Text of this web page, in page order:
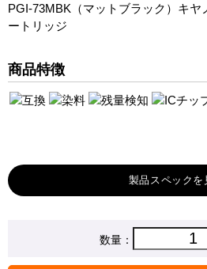
PGI-73MBK（マットブラック）キヤ
ートリッジ
商品特徴
製品スペック
キヤノン
数量：